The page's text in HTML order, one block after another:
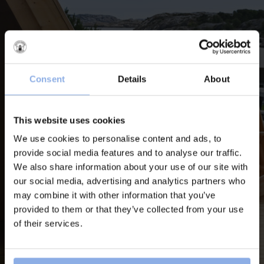
Consent Details About
This website uses cookies
We use cookies to personalise content and ads, to
provide social media features and to analyse our traffic.
We also share information about your use of our site with
our social media, advertising and analytics partners who
may combine it with other information that you’ve
provided to them or that they’ve collected from your use
of their services.